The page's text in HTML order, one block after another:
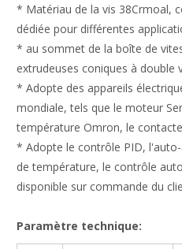
* Matériau de la vis 38Crmoal,
dédiée pour différentes
* au sommet de la boîte de
extrudeuses coniques à double
* Adopte des appareils
mondiale, tels que le moteur
température Omron, le
* Adopte le contrôle PID,
de température, le contrôle
disponible sur commande du
Paramètre technique: